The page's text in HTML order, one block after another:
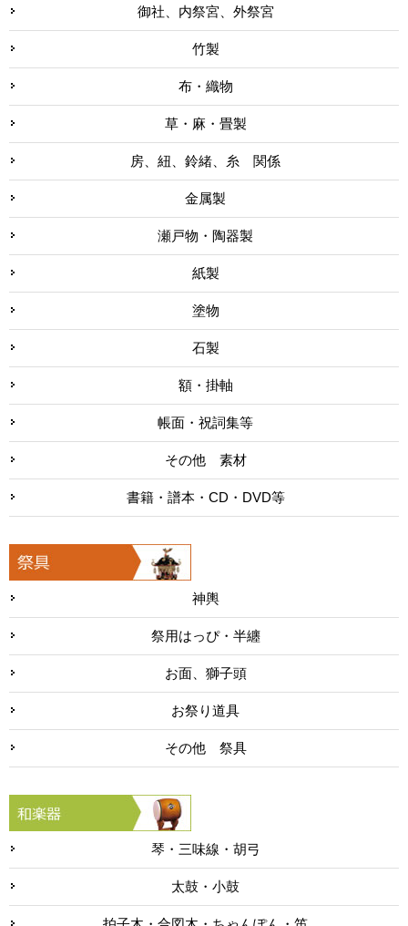
御社、内祭宮、外祭宮
竹製
布・織物
草・麻・畳製
房、紐、鈴緒、糸 関係
金属製
瀬戸物・陶器製
紙製
塗物
石製
額・掛軸
帳面・祝詞集等
その他 素材
書籍・譜本・CD・DVD等
神輿
祭用はっぴ・半纏
お面、獅子頭
お祭り道具
その他 祭具
琴・三味線・胡弓
太鼓・小鼓